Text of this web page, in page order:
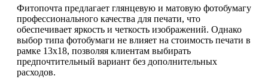
Фитопочта предлагает глянцевую и матовую фотобумагу
профессионального качества для печати, что
обеспечивает яркость и четкость изображений. Однако
выбор типа фотобумаги не влияет на стоимость печати в
рамке 13х18, позволяя клиентам выбирать
предпочтительный вариант без дополнительных
расходов.